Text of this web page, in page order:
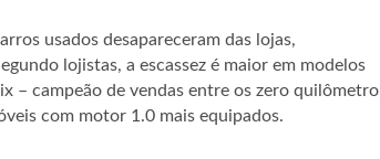
usados desapareceram das lojas,
lojistas, a escassez é maior em modelos
– campeão de vendas entre os zero quilômetro
com motor 1.0 mais equipados.